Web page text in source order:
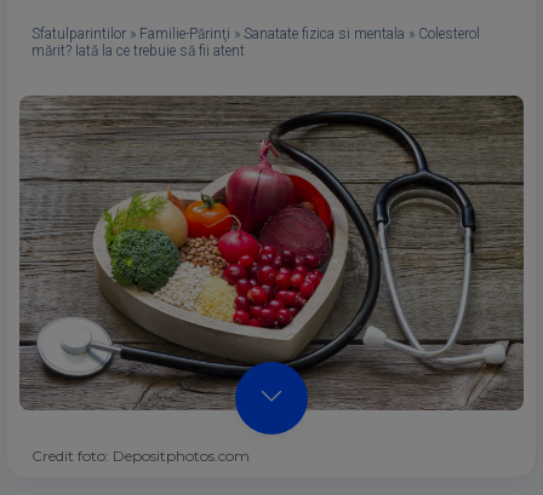
Sfatulparintilor » Familie-Părinţi » Sanatate fizica si mentala » Colesterol
mărit? Iată la ce trebuie să fii atent
Credit foto: Depositphotos.com